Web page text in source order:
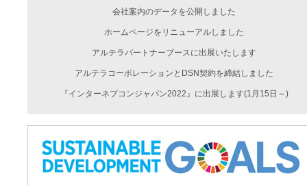
会社案内のデータを公開しました
ホームページをリニューアルしました
アルテラパートナーブースに出展いたします
アルテラコーポレーションとDSN契約を締結しました
『インターネプコンジャパン2022』に出展します(1月15日～)